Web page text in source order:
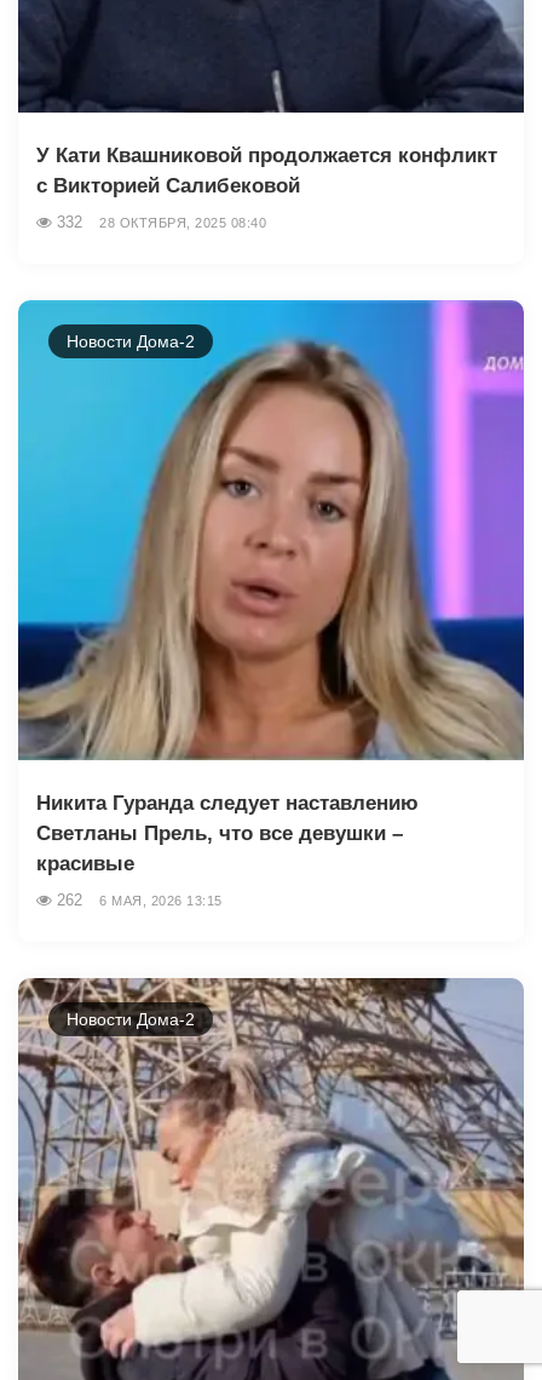
У Кати Квашниковой продолжается конфликт
с Викторией Салибековой
332 28 ОКТЯБРЯ, 2025 08:40
Новости Дома-2
Никита Гуранда следует наставлению
Светланы Прель, что все девушки –
красивые
262 6 МАЯ, 2026 13:15
Новости Дома-2